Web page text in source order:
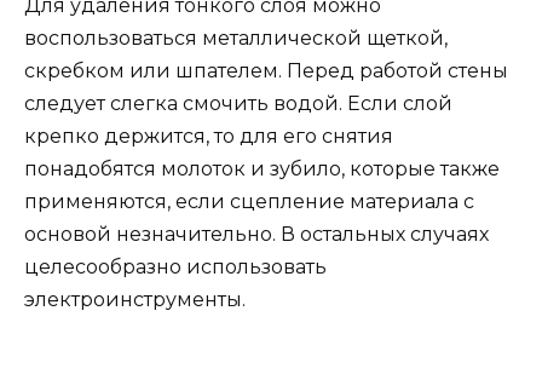
Для удаления тонкого слоя можно
воспользоваться металлической щеткой,
скребком или шпателем. Перед работой стены
следует слегка смочить водой. Если слой
крепко держится, то для его снятия
понадобятся молоток и зубило, которые также
применяются, если сцепление материала с
основой незначительно. В остальных случаях
целесообразно использовать
электроинструменты.